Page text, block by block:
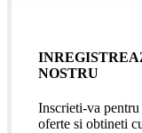
NOSTRU
Inscrieti-va
oferte si obtineti